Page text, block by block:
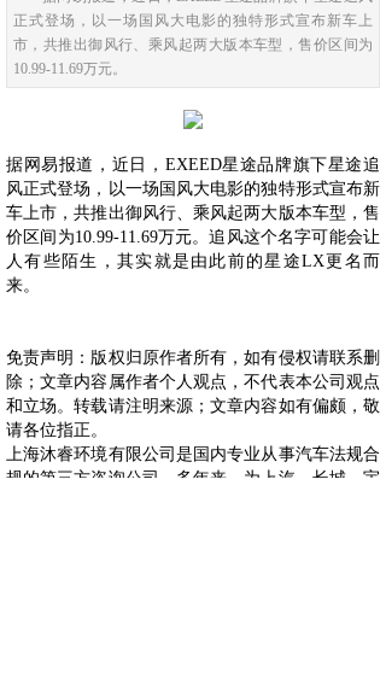
正式登场，以一场国风大电影的独特形式宣布新车上
市，共推出御风行、乘风起两大版本车型，售价区间为
10.99-11.69万元。
据网易报道，近日，EXEED星途品牌旗下星途追
风正式登场，以一场国风大电影的独特形式宣布新
车上市，共推出御风行、乘风起两大版本车型，售
价区间为10.99-11.69万元。追风这个名字可能会让
人有些陌生，其实就是由此前的星途LX更名而
来。
免责声明：版权归原作者所有，如有侵权请联系删
除；文章内容属作者个人观点，不代表本公司观点
和立场。转载请注明来源；文章内容如有偏颇，敬
请各位指正。
上海沐睿环境有限公司是国内专业从事汽车法规合
规的第三方咨询公司，多年来，为上汽，长城，宇